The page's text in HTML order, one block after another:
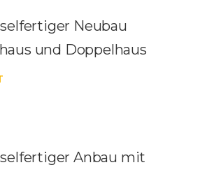
Neubau
und Doppelhaus
Anbau mit